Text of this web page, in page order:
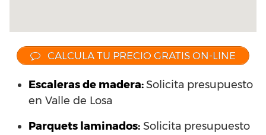
CALCULA TU PRECIO GRATIS ON-LINE
Escaleras de madera:Solicita presupuesto
en Valle de Losa
Parquets laminados: Solicita presupuesto